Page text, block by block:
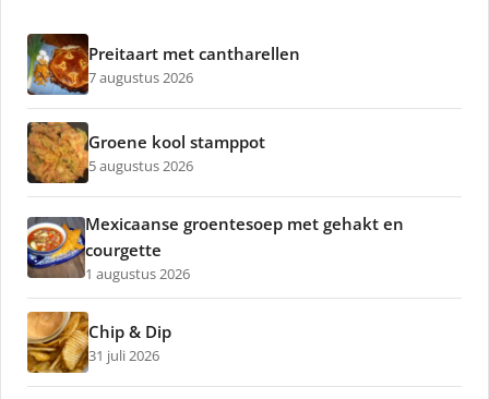
Preitaart met cantharellen
7 augustus 2026
Groene kool stamppot
5 augustus 2026
Mexicaanse groentesoep met gehakt en
courgette
1 augustus 2026
Chip & Dip
31 juli 2026